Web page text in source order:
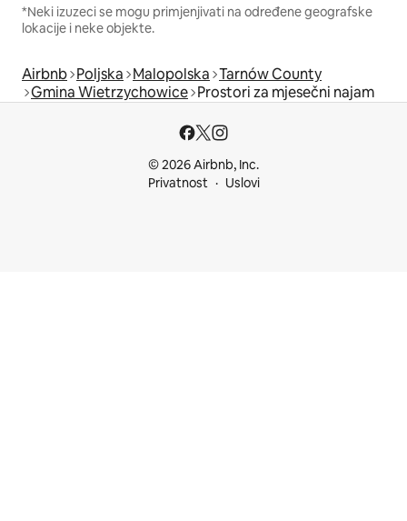
*Neki izuzeci se mogu primjenjivati na određene geografske
lokacije i neke objekte.
Airbnb Poljska Malopolska Tarnów County
Gmina Wietrzychowice Prostori za mjesečni najam
© 2026 Airbnb, Inc.
Privatnost
Uslovi